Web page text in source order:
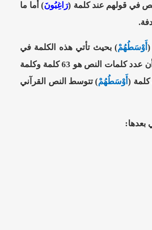
في قولهم عند كلمة (رَاغِبُونَ) أما ما
(أَوْسَطُهُمْ) بحيث تأتي هذه الكلمة في
وسط كلمات النص القرآني؟ هذا ما سوف نكتشفه بالفعل. فعندما نقوم بعدّ كلمات هذا النص القرآني نجد أن عدد كلمات النص هو 63 كلمة وكلمة
أَوْسَطُهُمْ) تتوسط النص القرآني
بعدها: